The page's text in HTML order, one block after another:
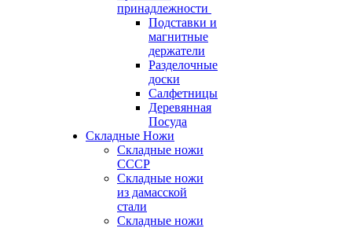
принадлежности
Подставки и
магнитные
держатели
Разделочные
доски
Салфетницы
Деревянная
Посуда
Складные Ножи
Cкладные ножи
СССР
Складные ножи
из дамасской
стали
Складные ножи